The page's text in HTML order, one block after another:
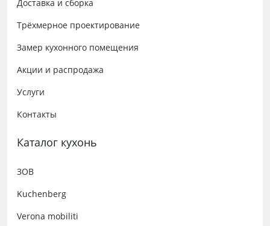
Доставка и сборка
Трёхмерное проектирование
Замер кухонного помещения
Акции и распродажа
Услуги
Контакты
Каталог кухонь
ЗОВ
Kuchenberg
Verona mobiliti